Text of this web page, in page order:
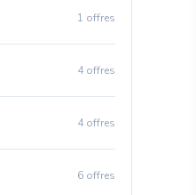
1 offres
4 offres
4 offres
6 offres